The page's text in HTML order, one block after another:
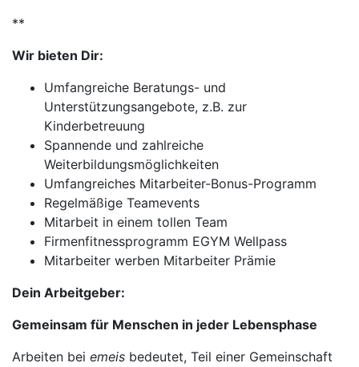
**
Wir bieten Dir:
Umfangreiche Beratungs- und
Unterstützungsangebote, z.B. zur
Kinderbetreuung
Spannende und zahlreiche
Weiterbildungsmöglichkeiten
Umfangreiches Mitarbeiter-Bonus-Programm
Regelmäßige Teamevents
Mitarbeit in einem tollen Team
Firmenfitnessprogramm EGYM Wellpass
Mitarbeiter werben Mitarbeiter Prämie
Dein Arbeitgeber:
Gemeinsam für Menschen in jeder Lebensphase
Arbeiten bei emeis bedeutet, Teil einer Gemeinschaft